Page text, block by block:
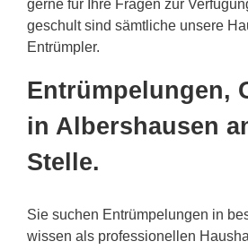
gerne für Ihre Fragen zur
geschult sind sämtliche unsere
Entrümpler.
Entrümpelungen,
in Albershausen
Stelle.
Sie suchen Entrümpelungen in
wissen als professionellen